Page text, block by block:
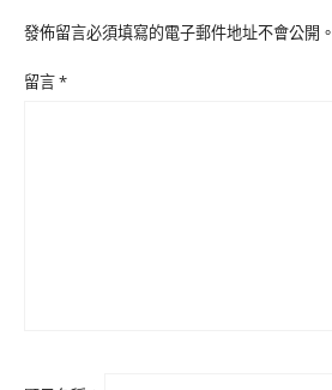
發佈留言必須填寫的電子郵件地址不會公開。
留言*